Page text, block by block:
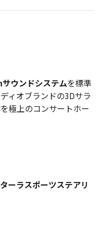
ウンドシステムを標準
ィオブランドの3Dサラ
極上のコンサートホー
ーラスポーツステアリ